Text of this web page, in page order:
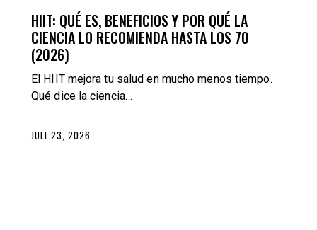
HIIT: QUÉ ES, BENEFICIOS Y POR QUÉ LA
CIENCIA LO RECOMIENDA HASTA LOS 70
(2026)
El HIIT mejora tu salud en mucho menos tiempo.
Qué dice la ciencia…
JULI 23, 2026